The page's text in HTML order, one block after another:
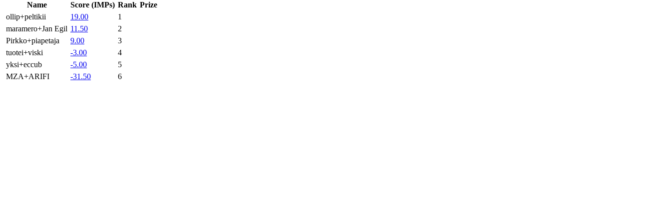
Name
Score (IMPs) Rank Prize
ollip+peltikii
19.00
1
maramero+Jan Egil 11.50
2
Pirkko+piapetaja
9.00
3
tuotei+viski
-3.00
4
yksi+eccub
-5.00
5
MZA+ARIFI
-31.50 6